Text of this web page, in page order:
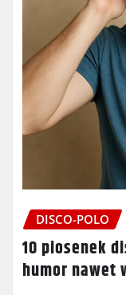
DISCO-POLO
10 piosenek
humor nawet